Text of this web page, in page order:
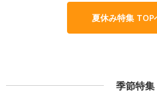
夏休み特集 TOP
季節特集